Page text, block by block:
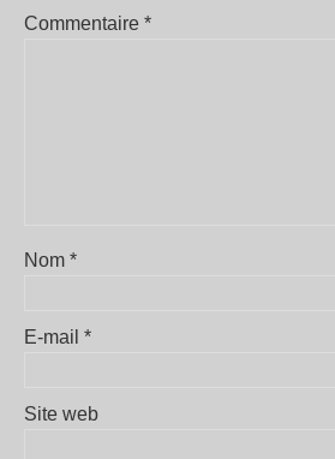
Commentaire *
Nom *
E-mail *
Site web